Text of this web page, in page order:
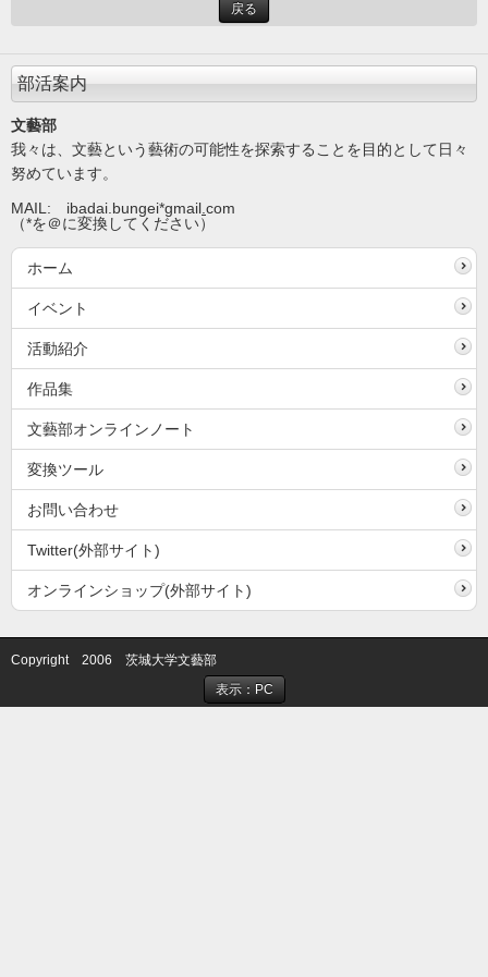
戻る
部活案内
文藝部
我々は、文藝という藝術の可能性を探索することを目的として日々
努めています。
MAIL: ibadai.bungei*gmail com
（*を＠に変換してください）
ホーム
イベント
活動紹介
作品集
文藝部オンラインノート
変換ツール
お問い合わせ
Twitter(外部サイト)
オンラインショップ(外部サイト)
Copyright 2006 茨城大学文藝部
表示：PC